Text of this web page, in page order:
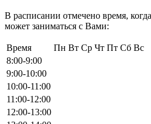
В расписании отмечено время,
может заниматься с Вами:
Время Пн Вт Ср Чт Пт Сб Вс
8:00-9:00
9:00-10:00
10:00-11:00
11:00-12:00
12:00-13:00